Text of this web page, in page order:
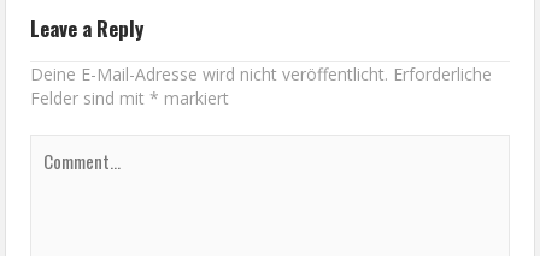
Leave a Reply
Deine E-Mail-Adresse wird nicht veröffentlicht. Erforderliche
Felder sind mit* markiert